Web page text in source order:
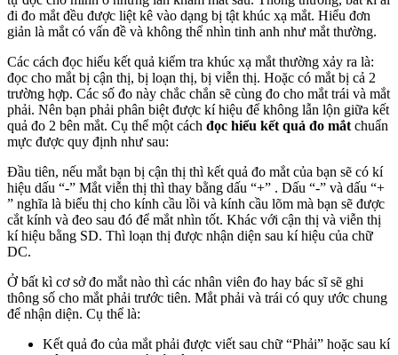
đi đo mắt đều được liệt kê vào dạng bị tật khúc xạ mắt. Hiểu đơn
giản là mắt có vấn đề và không thể nhìn tinh anh như mắt thường.
Các cách đọc hiểu kết quả kiểm tra khúc xạ mắt thường xảy ra là:
đọc cho mắt bị cận thị, bị loạn thị, bị viễn thị. Hoặc có mắt bị cả 2
trường hợp. Các số đo này chắc chắn sẽ cùng đo cho mắt trái và mắt
phải. Nên bạn phải phân biệt được kí hiệu để không lẫn lộn giữa kết
quả đo 2 bên mắt. Cụ thể một cách đọc hiểu kết quả đo mắt chuẩn
mực được quy định như sau:
Đầu tiên, nếu mắt bạn bị cận thị thì kết quả đo mắt của bạn sẽ có kí
hiệu dấu “-” Mắt viễn thị thì thay bằng dấu “+” . Dấu “-” và dấu “+
” nghĩa là biểu thị cho kính cầu lồi và kính cầu lõm mà bạn sẽ được
cắt kính và đeo sau đó để mắt nhìn tốt. Khác với cận thị và viễn thị
kí hiệu bằng SD. Thì loạn thị được nhận diện sau kí hiệu của chữ
DC.
Ở bất kì cơ sở đo mắt nào thì các nhân viên đo hay bác sĩ sẽ ghi
thông số cho mắt phải trước tiên. Mắt phải và trái có quy ước chung
để nhận diện. Cụ thể là:
Kết quả đo của mắt phải được viết sau chữ “Phải” hoặc sau kí